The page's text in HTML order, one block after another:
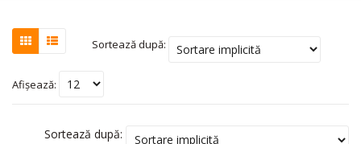
Sortează după:
Afișează:
Sortează după: